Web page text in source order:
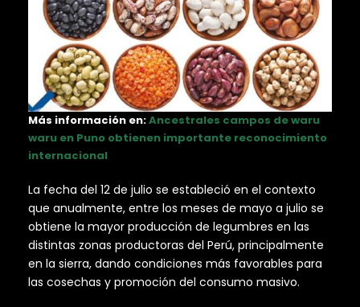
Más información en:Ancestrales campos de waru
waru en Puno obtienen importante reconocimiento
internacional
La fecha del 12 de julio se estableció en el contexto
que anualmente, entre los meses de mayo a julio se
obtiene la mayor producción de legumbres en las
distintas zonas productoras del Perú, principalmente
en la sierra, dando condiciones más favorables para
las cosechas y promoción del consumo masivo.